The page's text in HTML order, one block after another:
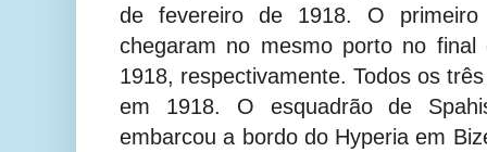
de fevereiro de 1918. O
chegaram no mesmo porto no
1918, respectivamente. Todos os
em 1918. O esquadrão de
embarcou a bordo do Hyperia em